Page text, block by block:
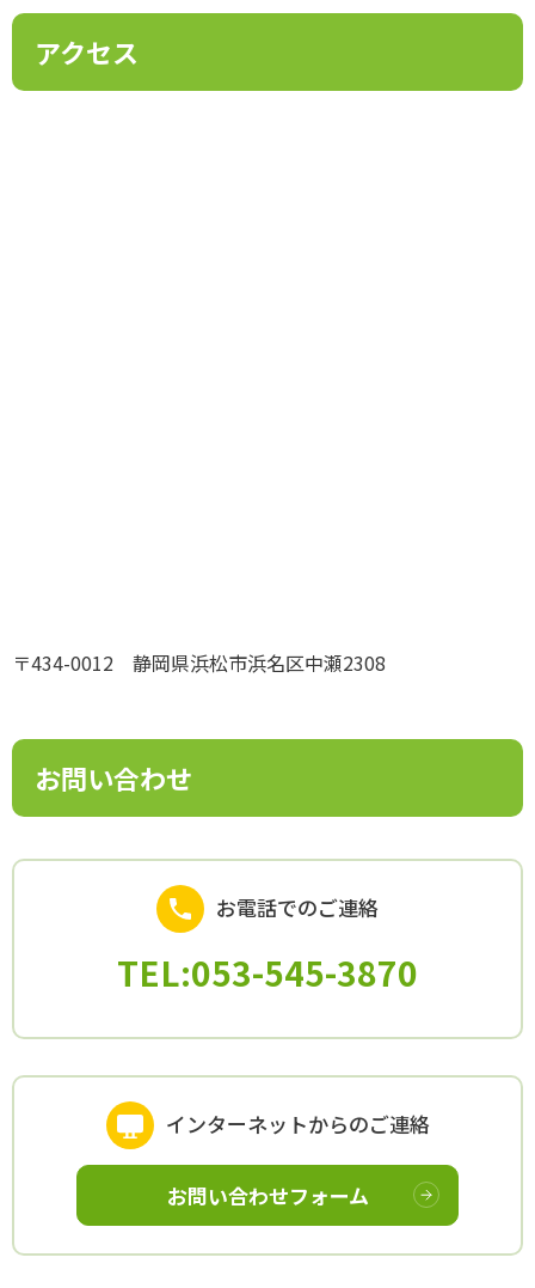
アクセス
〒434-0012 静岡県浜松市浜名区中瀬2308
お問い合わせ
お電話でのご連絡
TEL:053-545-3870
インターネットからのご連絡
お問い合わせフォーム